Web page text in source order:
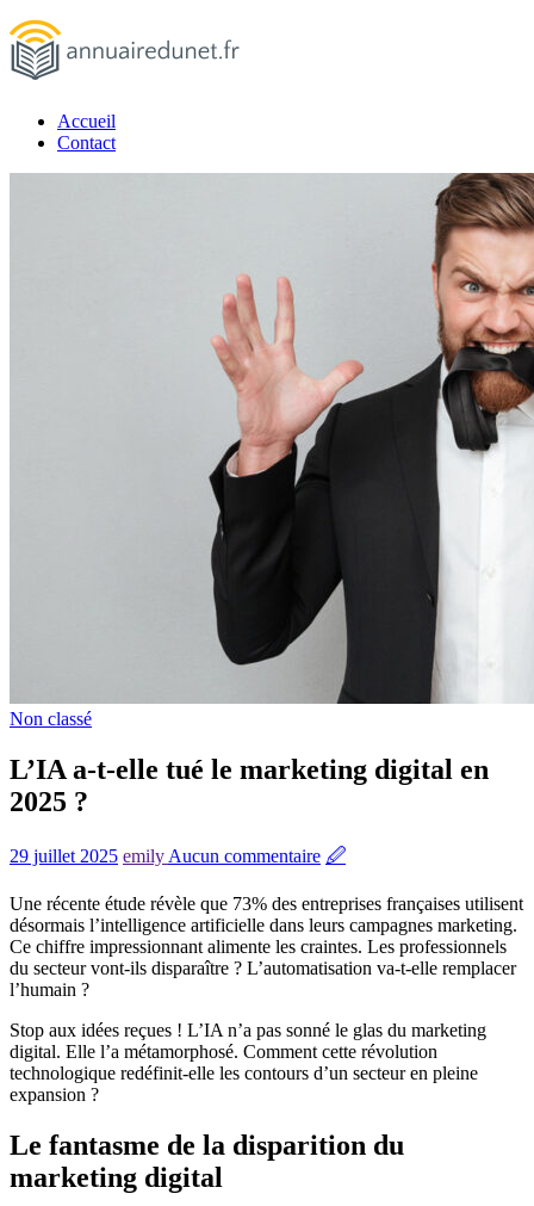
Passer
au
contenu
annuairedunet.fr
Accueil
Contact
Non classé
L’IA a-t-elle tué le marketing digital en
2025 ?
29 juillet 2025 emily Aucun commentaire 🖉
Une récente étude révèle que 73% des entreprises françaises utilisent
désormais l’intelligence artificielle dans leurs campagnes marketing.
Ce chiffre impressionnant alimente les craintes. Les professionnels
du secteur vont-ils disparaître ? L’automatisation va-t-elle remplacer
l’humain ?
Stop aux idées reçues ! L’IA n’a pas sonné le glas du marketing
digital. Elle l’a métamorphosé. Comment cette révolution
technologique redéfinit-elle les contours d’un secteur en pleine
expansion ?
Le fantasme de la disparition du
marketing digital